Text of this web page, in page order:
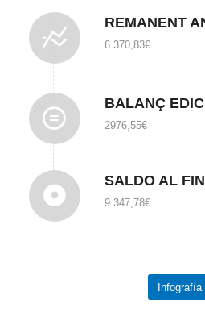
REMANENT
6.370,83€
BALANÇ
2976,55€
SALDO AL
9.347,78€
Infografía